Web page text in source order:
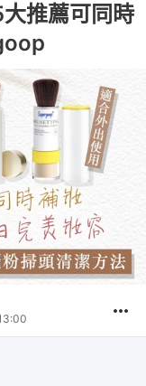
推薦可同時